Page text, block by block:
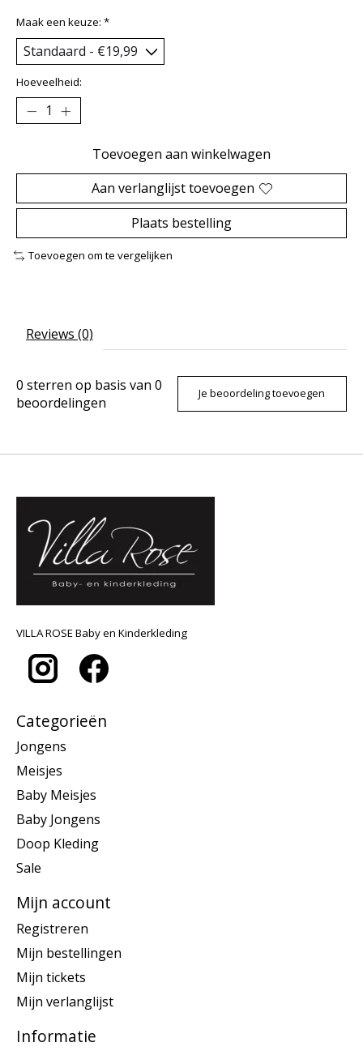
Maak een keuze: *
Hoeveelheid:
Toevoegen aan winkelwagen
Aan verlanglijst toevoegen
Plaats bestelling
Toevoegen om te vergelijken
Reviews (0)
0 sterren op basis van 0
beoordelingen
Je beoordeling toevoegen
VILLA ROSE Baby en Kinderkleding
Categorieën
Jongens
Meisjes
Baby Meisjes
Baby Jongens
Doop Kleding
Sale
Mijn account
Registreren
Mijn bestellingen
Mijn tickets
Mijn verlanglijst
Informatie